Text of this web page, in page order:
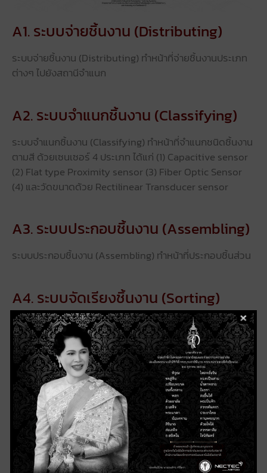
A1. ระบบจ่ายชิ้นงาน (Distributing)​
ระบบจ่ายชิ้นงาน (Distributing) ทําหน้าที่จ่ายชิ้นงานประเภท
ต่างๆ ไปยังสถานีจําแนก
A2. ระบบจําแนกชิ้นงาน (Classifying)
ระบบจําแนกชิ้นงาน (Classifying) ทําหน้าที่จําแนกชนิดชิ้นงาน
ตามสี ด้วยเซนเซอร์ 4 ประเภท ได้แก่ (1) Capacitive sensor
(2) Flat type Proximity sensor (3) Fiber Optic Sensor
(4) และวัดขนาดด้วย Rectilinear Transducer sensor
A3. ระบบประกอบชิ้นงาน (Assembling)
ระบบประกอบชิ้นงาน (Assembling) ทําหน้าที่ประกอบชิ้นส่วน
A4. ระบบจัดเรียงชิ้นงาน (Sorting)
ระบบจัดเรียงชิ้นงาน (Sorting) ทําหน้าที่จัดเรียงชนิดของชิ้น
งานให้ถูกต้องด้วยการอ่าน QR Code
A5. ระบบประกอบชิ้นงานด้วยหุ่นยนต์
(Robot Assembly)
ระบบประกอบชิ้นงานด้วยหุ่นยนต์ (Robot Assembly) ทํา
หน้าที่ประกอบชิ้นงานด้วยหุ่นยนต์และตรวจสอบคุณภาพด้วย
Vision camera